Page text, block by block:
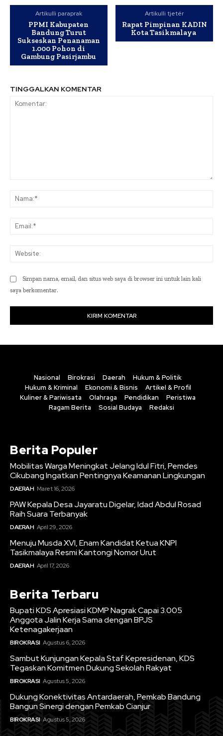
Artikulli paraprak
PPMI Kabupaten
Bandung Turut
Sukseskan Penanaman
1.000 Pohon di
Gambung Pasirjambu
Artikulli tjetër
Rapat Pimpinan KADIN
Kota Tasikmalaya
TINGGALKAN KOMENTAR
Simpan nama, email, dan situs web saya di browser ini untuk lain kali
saya berkomentar.
Nasional Birokrasi Daerah
Hukum & Politik
Hukum & Kriminal
Ekonomi & Bisnis
Artikel & Profil
Kuliner & Pariwisata
Olahraga Pendidikan
Peristiwa
Ragam Berita
Sosial Budaya Redaksi
Berita Populer
Mobilitas Warga Meningkat Jelang Idul Fitri, Pemdes
Cikubang Ingatkan Pentingnya Keamanan Lingkungan
DAERAH Maret 16, 2026
PAW Kepala Desa Jayaratu Digelar, Idad Abdul Rosad
Raih Suara Terbanyak
DAERAH April 29, 2026
Menuju Musda XVI, Enam Kandidat Ketua KNPI
Tasikmalaya Resmi Kantongi Nomor Urut
DAERAH April 17, 2026
Berita Terbaru
Bupati KDS Apresiasi KDMP Nagrak Capai 3.005
Anggota Jalin Kerja Sama dengan BPJS
Ketenagakerjaan
BIROKRASI Agustus 6, 2026
Sambut Kunjungan Kepala Staf Kepresidenan, KDS
Tegaskan Komitmen Dukung Sekolah Rakyat
BIROKRASI Agustus 5, 2026
Dukung Konektivitas Antardaerah, Pemkab Bandung
Bangun Sinergi dengan Pemkab Cianjur
BIROKRASI Agustus 5, 2026